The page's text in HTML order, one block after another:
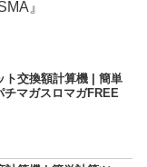
』
ト交換額計算機 | 簡単
チマガスロマガFREE